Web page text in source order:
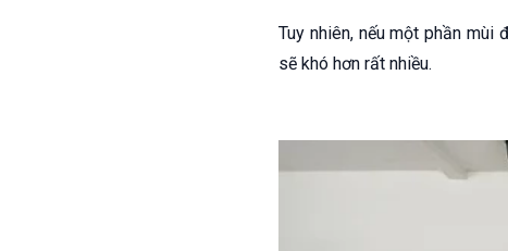
Tuy nhiên, nếu một phần
sẽ khó hơn rất nhiều.